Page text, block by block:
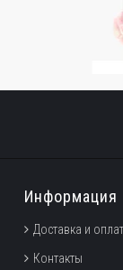
Информация
Доставка и
Контакты